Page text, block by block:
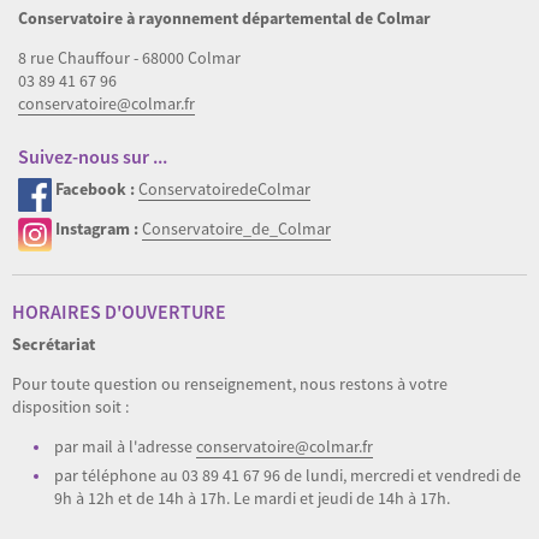
Conservatoire à rayonnement départemental de Colmar
8 rue Chauffour - 68000 Colmar
03 89 41 67 96
conservatoire@colmar.fr
Suivez-nous sur ...
Facebook :ConservatoiredeColmar
Instagram :Conservatoire_de_Colmar
HORAIRES D'OUVERTURE
Secrétariat
Pour toute question ou renseignement, nous restons à votre
disposition soit :
par mail à l'adresseconservatoire@colmar.fr
par téléphone au 03 89 41 67 96 de lundi, mercredi et vendredi de
9h à 12h et de 14h à 17h. Le mardi et jeudi de 14h à 17h.